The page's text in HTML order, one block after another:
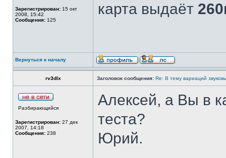
Зарегистрирован: 15 окт
2008, 15:42
Сообщения: 125
карта выдаёт
Вернуться к началу
rv3dlx Заголовок сообщения: Re: В тему вариаций
Разбирающийся
Зарегистрирован: 27 дек
2007, 14:18
Сообщения: 238
Алексей, а Вы в
теста?
Юрий.